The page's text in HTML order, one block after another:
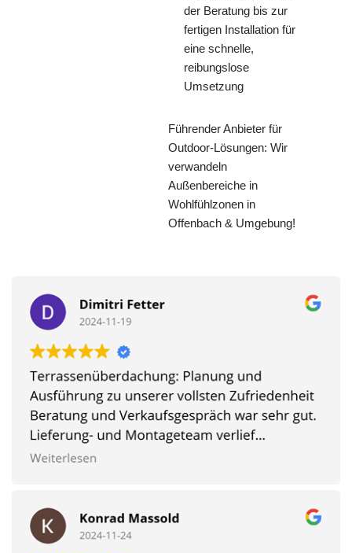
der Beratung bis zur
fertigen Installation für
eine schnelle,
reibungslose
Umsetzung
Führender Anbieter für
Outdoor-Lösungen: Wir
verwandeln
Außenbereiche in
Wohlfühlzonen in
Offenbach & Umgebung!